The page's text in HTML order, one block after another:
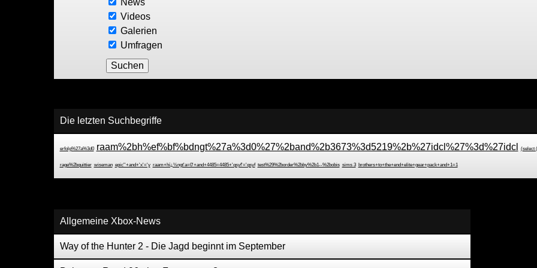
News
Videos
Galerien
Umfragen
Die letzten Suchbegriffe
erfolg%27a%3d0 raam%2bh%ef%bf%bdngt%27a%3d0%27%2band%2b3673%3d5219%2b%27idcl%27%3d%27idcl (select
rage%2bquittier wiseman epic''+and+'x'='y raam+hï¿½ngt'a=0'+and+4485=4485+'qsyf'='qsyf test%29%2border%2bby%2b1--%2bobis sims 3 brothers+to+the+end+elite+gear+pack+and+1=1
Allgemeine Xbox-News
Way of the Hunter 2 - Die Jagd beginnt im September